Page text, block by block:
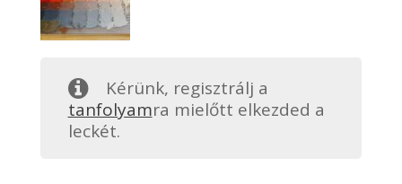
Kérünk, regisztrálj a
tanfolyamra mielőtt elkezded a
leckét.